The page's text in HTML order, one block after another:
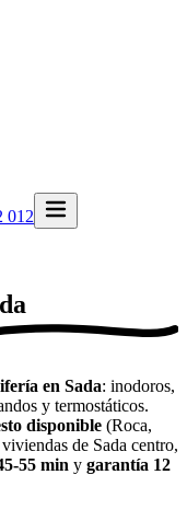
012
en Sada: inodoros,
y termostáticos.
disponible (Roca,
de Sada centro,
55 min y garantía 12